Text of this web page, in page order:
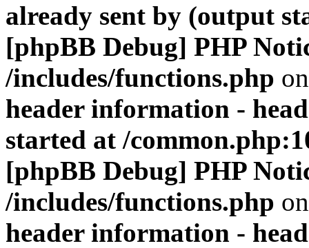
already sent by (output
[phpBB Debug] PHP
/includes/functions.php
header information -
started at /
[phpBB Debug] PHP
/includes/functions.php
header information -